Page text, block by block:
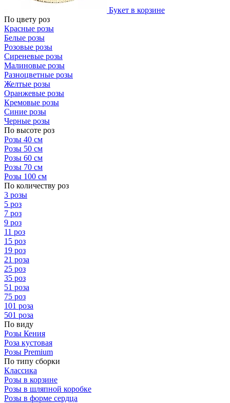
Букет в корзине
По цвету роз
Красные розы
Белые розы
Розовые розы
Сиреневые розы
Малиновые розы
Разноцветные розы
Желтые розы
Оранжевые розы
Кремовые розы
Синие розы
Черные розы
По высоте роз
Розы 40 см
Розы 50 см
Розы 60 см
Розы 70 см
Розы 100 см
По количеству роз
3 розы
5 роз
7 роз
9 роз
11 роз
15 роз
19 роз
21 роза
25 роз
35 роз
51 роза
75 роз
101 роза
501 роза
По виду
Розы Кения
Роза кустовая
Розы Premium
По типу сборки
Классика
Розы в корзине
Розы в шляпной коробке
Розы в форме сердца